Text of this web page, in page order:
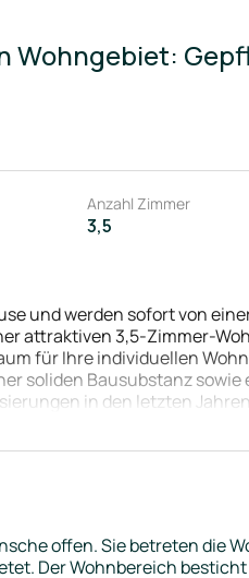
Wohngebiet:
Anzahl Zimmer
3,5
und werden sofort von
attraktiven 3,5-Zimmer-
für Ihre individuellen
soliden Bausubstanz
in den letzten
Sie sich auf viele
nach einer umfassenden
können Sie entspannte
nur viel natürliches Licht
offen. Sie betreten die
Der Wohnbereich